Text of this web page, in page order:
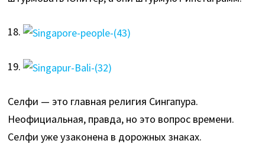
18.
19.
Селфи — это главная религия Сингапура.
Неофициальная, правда, но это вопрос времени.
Селфи уже узаконена в дорожных знаках.